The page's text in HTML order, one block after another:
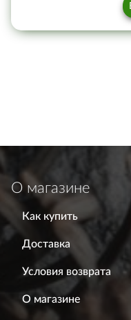
О магазине
Как купить
Доставка
Условия возврата
О магазине